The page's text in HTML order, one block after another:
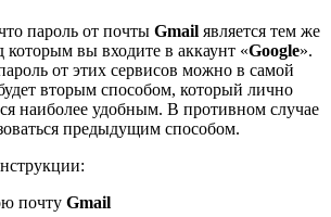
пароль от почты Gmail является тем же
вы входите в аккаунт «Google».
от этих сервисов можно в самой
вторым способом, который лично
наиболее удобным. В противном случае
предыдущим способом.
почту Gmail